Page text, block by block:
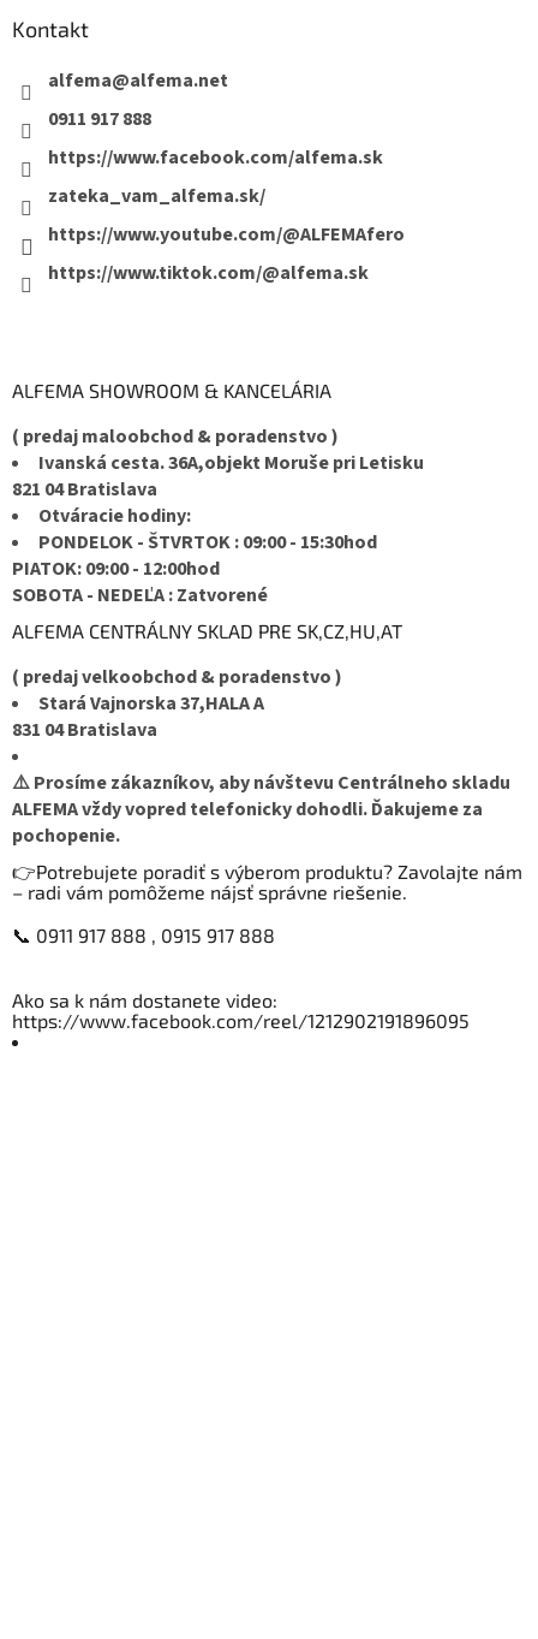
Kontakt
alfema@alfema.net
0911 917 888
https://www.facebook.com/alfema.sk
zateka_vam_alfema.sk/
https://www.youtube.com/@ALFEMAfero
https://www.tiktok.com/@alfema.sk
ALFEMA SHOWROOM & KANCELÁRIA
( predaj maloobchod & poradenstvo )
Ivanská cesta. 36A,objekt Moruše pri Letisku
821 04 Bratislava
Otváracie hodiny:
PONDELOK - ŠTVRTOK : 09:00 - 15:30hod
PIATOK: 09:00 - 12:00hod
SOBOTA - NEDEĽA : Zatvorené
ALFEMA CENTRÁLNY SKLAD PRE SK,CZ,HU,AT
( predaj velkoobchod & poradenstvo )
Stará Vajnorska 37,HALA A
831 04 Bratislava
⚠️ Prosíme zákazníkov, aby návštevu Centrálneho skladu
ALFEMA vždy vopred telefonicky dohodli. Ďakujeme za
pochopenie.
👉Potrebujete poradiť s výberom produktu? Zavolajte nám
– radi vám pomôžeme nájsť správne riešenie.
📞 0911 917 888 , 0915 917 888
Ako sa k nám dostanete video:
https://www.facebook.com/reel/1212902191896095